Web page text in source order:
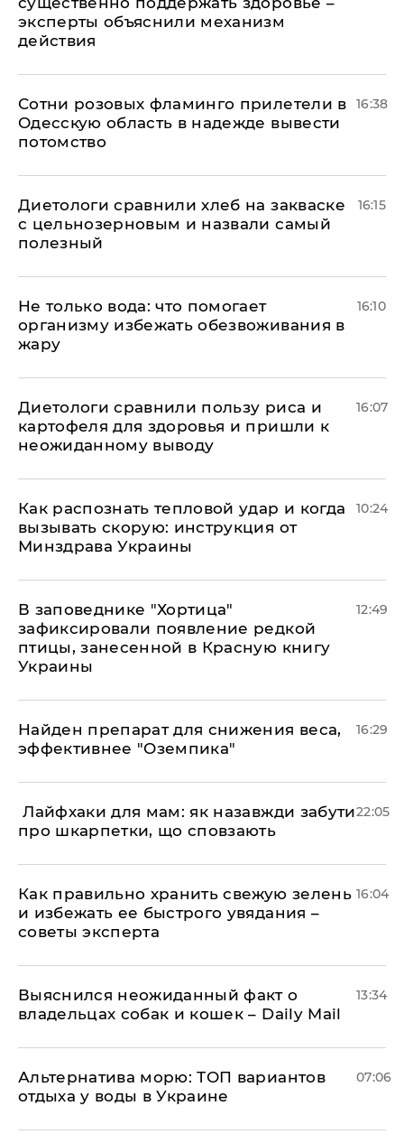
эксперты объяснили механизм
действия
Сотни розовых фламинго прилетели в
Одесскую область в надежде вывести
потомство
16:38
Диетологи сравнили хлеб на закваске
с цельнозерновым и назвали самый
полезный
16:15
Не только вода: что помогает
организму избежать обезвоживания в
жару
16:10
Диетологи сравнили пользу риса и
картофеля для здоровья и пришли к
неожиданному выводу
16:07
Как распознать тепловой удар и когда
вызывать скорую: инструкция от
Минздрава Украины
10:24
В заповеднике "Хортица"
зафиксировали появление редкой
птицы, занесенной в Красную книгу
Украины
12:49
Найден препарат для снижения веса,
эффективнее "Оземпика"
16:29
​ Лайфхаки для мам: як назавжди забути
про шкарпетки, що сповзають
22:05
Как правильно хранить свежую зелень
и избежать ее быстрого увядания –
советы эксперта
16:04
Выяснился неожиданный факт о
владельцах собак и кошек – Daily Mail
13:34
Альтернатива морю: ТОП вариантов
отдыха у воды в Украине
07:06